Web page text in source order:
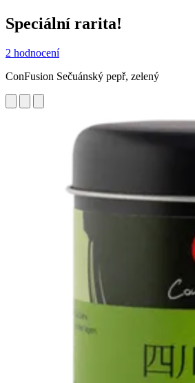
Speciální rarita!
2 hodnocení
ConFusion Sečuánský pepř, zelený